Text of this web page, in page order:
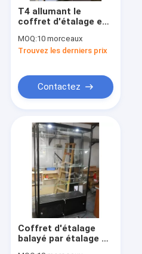
T4 allumant le
coffret d'étalage en
MOQ:10 morceaux
Trouvez les derniers prix
Contactez
Coffret d'étalage
balayé par étalage en